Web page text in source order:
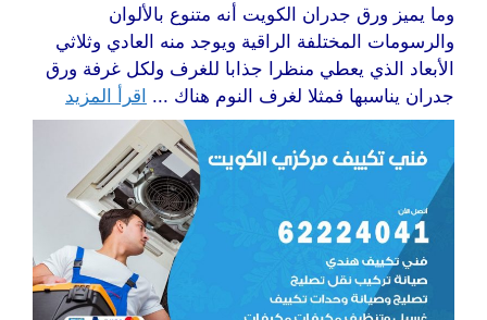
وما يميز ورق جدران الكويت أنه متنوع بالألوان
والرسومات المختلفة الراقية ويوجد منه العادي وثلاثي
الأبعاد الذي يعطي منظرا جذابا للغرف ولكل غرفة ورق
جدران يناسبها فمثلا لغرف النوم هناك ... اقرأ المزيد